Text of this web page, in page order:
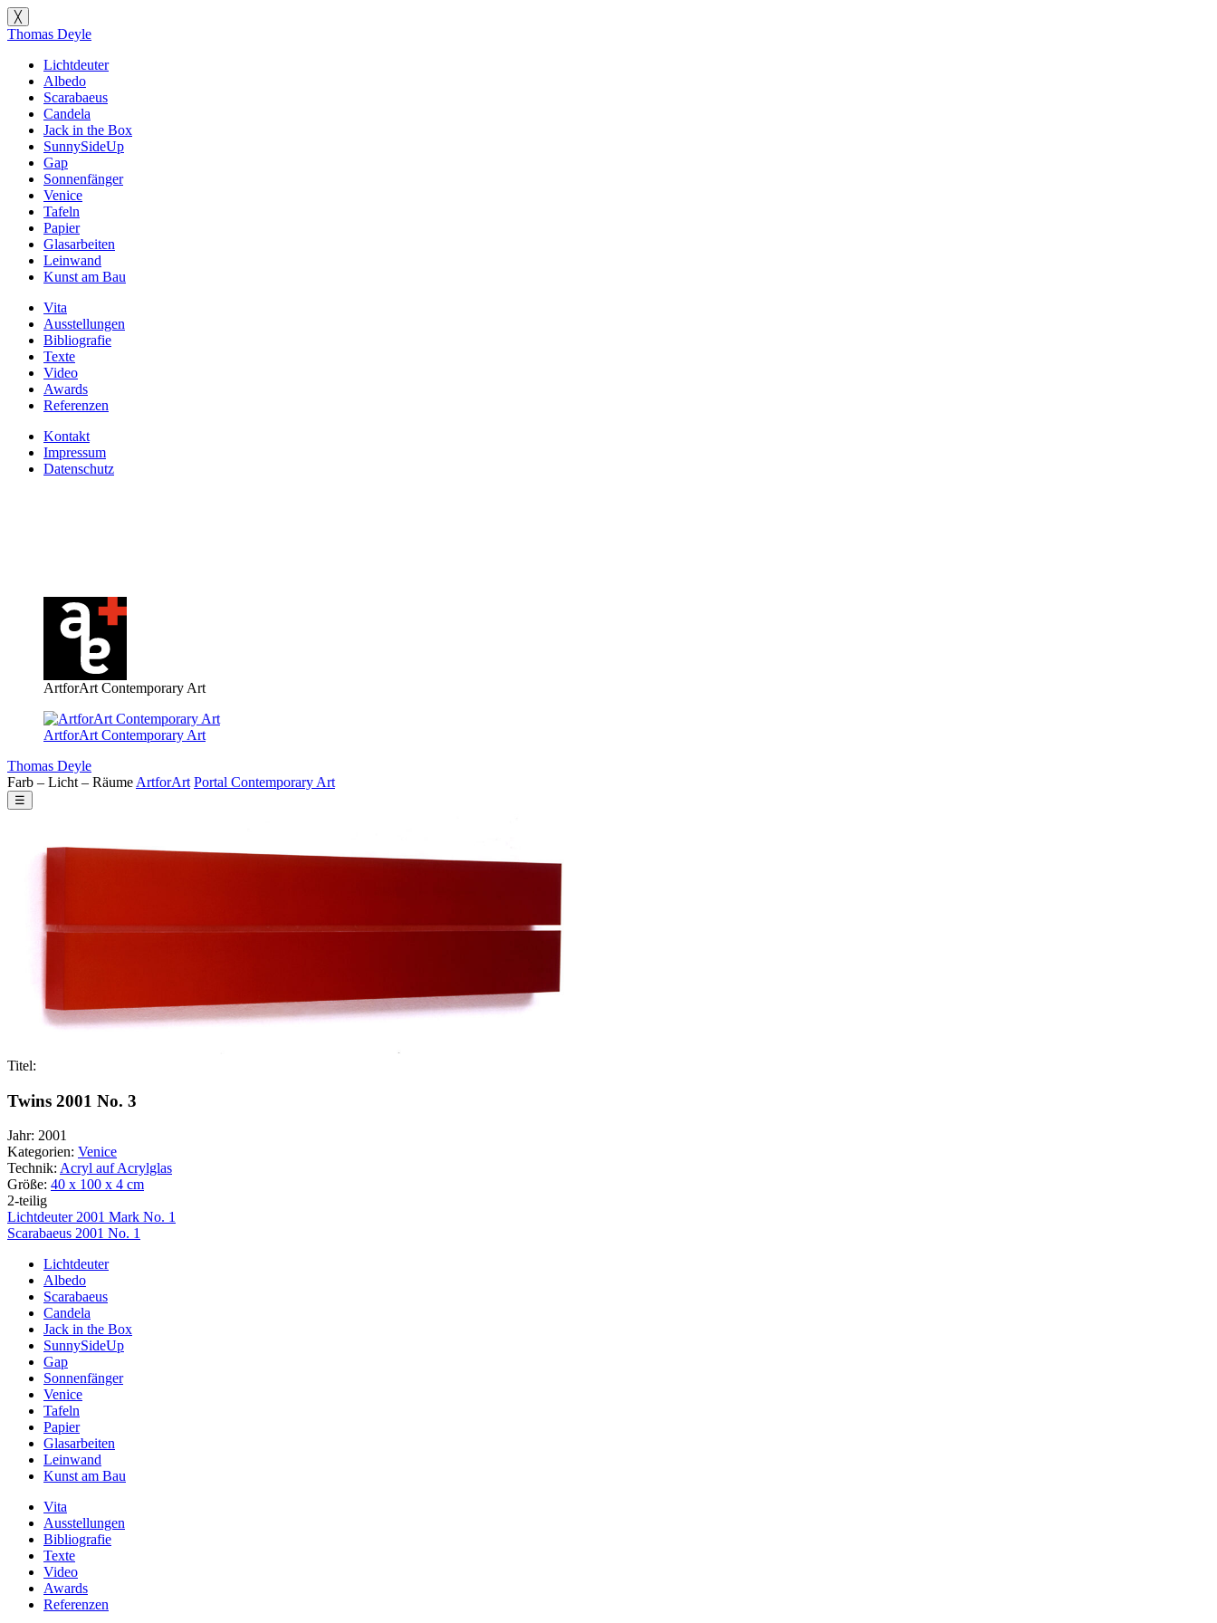
╳
Thomas Deyle
Lichtdeuter
Albedo
Scarabaeus
Candela
Jack in the Box
SunnySideUp
Gap
Sonnenfänger
Venice
Tafeln
Papier
Glasarbeiten
Leinwand
Kunst am Bau
Vita
Ausstellungen
Bibliografie
Texte
Video
Awards
Referenzen
Kontakt
Impressum
Datenschutz
ArtforArt Contemporary Art
ArtforArt Contemporary Art
Thomas Deyle
Farb – Licht – Räume ArtforArt Portal Contemporary Art
☰
Titel:
Twins 2001 No. 3
Jahr: 2001
Kategorien: Venice
Technik: Acryl auf Acrylglas
Größe: 40 x 100 x 4 cm
2-teilig
Beitragsnavigation
Lichtdeuter 2001 Mark No. 1
Scarabaeus 2001 No. 1
Lichtdeuter
Albedo
Scarabaeus
Candela
Jack in the Box
SunnySideUp
Gap
Sonnenfänger
Venice
Tafeln
Papier
Glasarbeiten
Leinwand
Kunst am Bau
Vita
Ausstellungen
Bibliografie
Texte
Video
Awards
Referenzen